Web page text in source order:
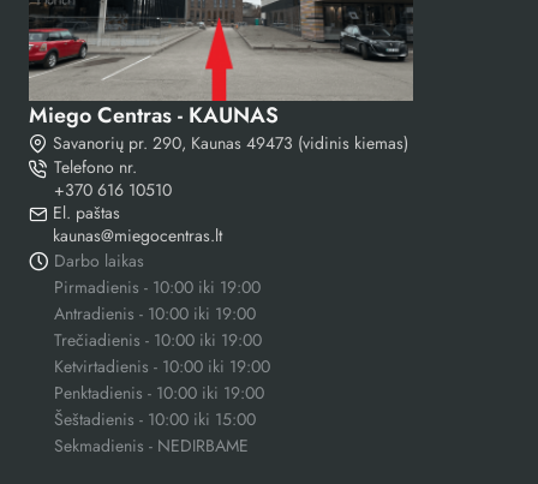
Miego Centras - KAUNAS
Savanorių pr. 290, Kaunas 49473 (vidinis kiemas)
Telefono nr.
+370 616 10510
kaunas@miegocentras.lt
Darbo laikas
Pirmadienis - 10:00 iki 19:00
Antradienis - 10:00 iki 19:00
Trečiadienis - 10:00 iki 19:00
Ketvirtadienis - 10:00 iki 19:00
Penktadienis - 10:00 iki 19:00
Šeštadienis - 10:00 iki 15:00
Sekmadienis - NEDIRBAME